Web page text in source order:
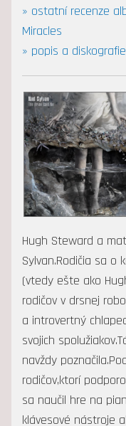
» ostatní recenze
Miracles
» popis a
Hugh Steward a
Sylvan.Rodičia sa o
(vtedy ešte ako
rodičov v drsnej
a introvertný
svojich
navždy
rodičov,ktorí
sa naučil hre na
klávesové nástroje